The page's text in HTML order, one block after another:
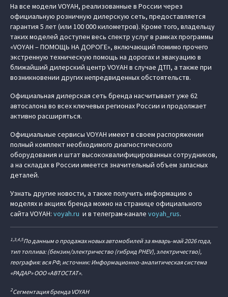
На все модели VOYAH, реализованные в России через
официальную розничную дилерскую сеть, предоставляется
гарантия 5 лет (или 100 000 километров). Кроме того, владельцу
таких моделей доступен весь спектр услуг в рамках программы
«VOYAH – ПОМОЩЬ НА ДОРОГЕ», включающий помимо прочего
экстренную техническую помощь на дорогах и эвакуацию в
ближайший дилерский центр VOYAH в случае ДТП, а также при
возникновении других непредвиденных обстоятельств.
Официальная дилерская сеть бренда насчитывает уже 62
автосалона во всех ключевых регионах России и продолжает
активно расширяться.
Официальные сервисы VOYAH имеют в своем распоряжении
полный комплект необходимого диагностического
оборудования и штат высококвалифицированных сотрудников,
а на складах в России имеется значительный объем запасных
деталей.
Узнать другие новости, а также получить информацию о
моделях и акциях бренда можно на странице официального
сайта VOYAH: voyah.ru и в телеграм-канале voyah_rus.
1,3,4,5По данным о продажах новых автомобилей за январь-май 2026 года,
тип топлива: (бензин/электричество (гибрид PHEV), электричество),
география: вся РФ, источник: Информационно-аналитическая система
«РАДАР» ООО «АВТОСТАТ».
2Сегментация бренда VOYAH